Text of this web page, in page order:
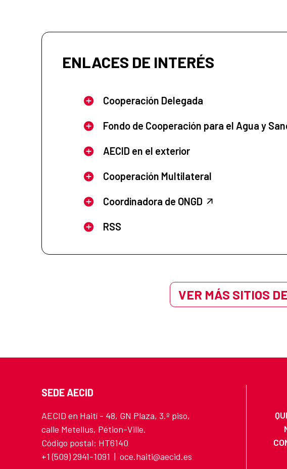
ENLACES DE INTERÉS
Cooperación Delegada
Fondo de Cooperación para el Agua y
AECID en el exterior
Cooperación Multilateral
Coordinadora de ONGD
RSS
VER MÁS SITIOS
SEDE AECID
AECID en Haití - 48, GN Plaza, 3.º piso,
calle Metellus, Pétion-Ville.
Código postal: HT6140
+1 (509) 2941-1091 | oce.haiti@aecid.es